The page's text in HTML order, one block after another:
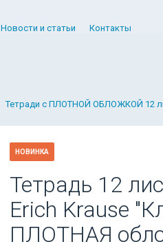
Новости и статьи Контакты
Тетради с ПЛОТНОЙ ОБЛОЖКОЙ 12
НОВИНКА
Тетрадь 12
Erich Krause
ПЛОТНАЯ